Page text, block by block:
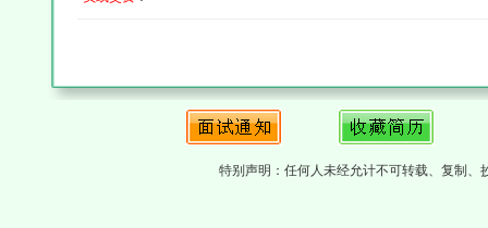
特别声明：任何人未经允计不可转载、复制